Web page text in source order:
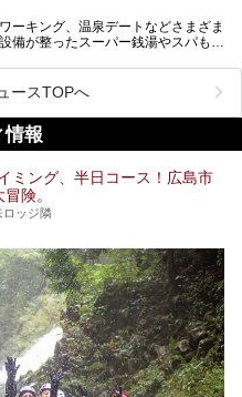
ーキング、温泉デートなどさまざま
備が整ったスーパー銭湯やスパも、
も、どちらも充実している広島県。
ある温浴施設のなかから、筆者が
気になっている魅力的な施設を5件
ます。
です。
ースTOPへ
情報
ミング、半日コース！広島市
険。
ロッジ隣